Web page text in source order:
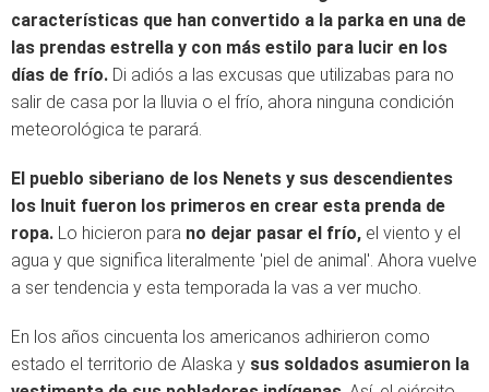
características que han convertido a la parka en una de
las prendas estrella y con más estilo para lucir en los
días de frío. Di adiós a las excusas que utilizabas para no
salir de casa por la lluvia o el frío, ahora ninguna condición
meteorológica te parará.
El pueblo siberiano de los Nenets y sus descendientes
los Inuit fueron los primeros en crear esta prenda de
ropa. Lo hicieron para no dejar pasar el frío, el viento y el
agua y que significa literalmente 'piel de animal'. Ahora vuelve
a ser tendencia y esta temporada la vas a ver mucho.
En los años cincuenta los americanos adhirieron como
estado el territorio de Alaska y sus soldados asumieron la